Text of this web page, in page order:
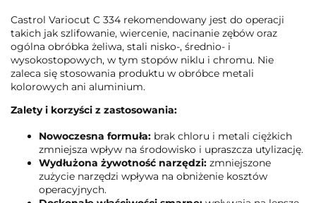
Castrol Variocut C 334 rekomendowany jest do operacji
takich jak szlifowanie, wiercenie, nacinanie zębów oraz
ogólna obróbka żeliwa, stali nisko-, średnio- i
wysokostopowych, w tym stopów niklu i chromu. Nie
zaleca się stosowania produktu w obróbce metali
kolorowych ani aluminium.
Zalety i korzyści z zastosowania:
Nowoczesna formuła: brak chloru i metali ciężkich
zmniejsza wpływ na środowisko i upraszcza utylizację.
Wydłużona żywotność narzędzi: zmniejszone
zużycie narzędzi wpływa na obniżenie kosztów
operacyjnych.